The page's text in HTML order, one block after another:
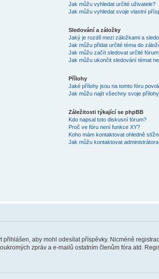
Jak můžu vyhledat určité uživatele?
Jak můžu vyhledat svoje vlastní
Sledování a záložky
Jaký je rozdíl mezi záložkami a
Jak můžu přidat určité téma do
Jak můžu začít sledovat určité
Jak můžu ukončit sledování témat
Přílohy
Jaké přílohy jsou na tomto fóru
Jak můžu najít všechny svoje
Záležitosti týkající se phpBB
Kdo napsal toto diskusní fórum?
Proč ve fóru není funkce XY?
Koho mám kontaktovat ohledně
Jak můžu kontaktovat
aby mohl odesílat příspěvky. Nicméně
zpráv a e-mailů ostatním členům fóra atd.